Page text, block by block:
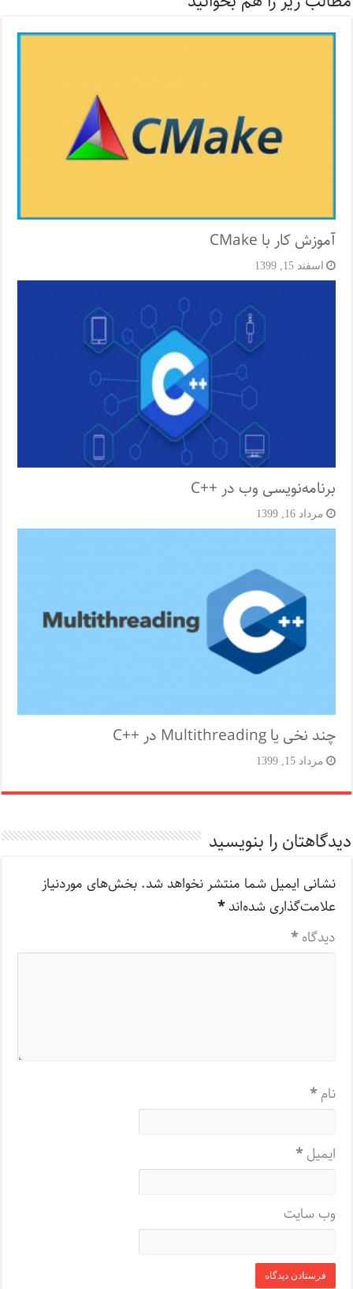
آموزش کار با CMake
اسفند 15, 1399
برنامه‌نویسی وب در ++C
مرداد 16, 1399
چند نخی یا Multithreading در ++C
مرداد 15, 1399
دیدگاهتان را بنویسید
نشانی ایمیل شما منتشر نخواهد شد. بخش‌های موردنیاز
علامت‌گذاری شده‌اند*
دیدگاه*
نام*
ایمیل*
وب‌ سایت